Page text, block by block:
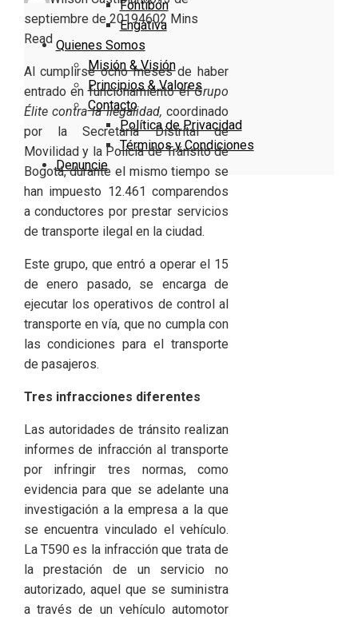
Fontibón
Engativa
Quienes Somos
Misión & Visión
Principios & Valores
Contacto
Política de Privacidad
Términos y Condiciones
Denuncie
septiembre de 20194602 Mins
Read
Al cumplirse ocho meses de haber
entrado en funcionamiento elGrupo
Élite contra la Ilegalidad, coordinado
por la Secretaría Distrital de
Movilidad y la Policía de Tránsito de
Bogotá, durante el mismo tiempo se
han impuesto 12.461 comparendos
a conductores por prestar servicios
de transporte ilegal en la ciudad.
Este grupo, que entró a operar el 15
de enero pasado, se encarga de
ejecutar los operativos de control al
transporte en vía, que no cumpla con
las condiciones para el transporte
de pasajeros.
Tres infracciones diferentes
Las autoridades de tránsito realizan
informes de infracción al transporte
por infringir tres normas, como
evidencia para que se adelante una
investigación a la empresa a la que
se encuentra vinculado el vehículo.
La T590 es la infracción que trata de
la prestación de un servicio no
autorizado, aquel que se suministra
a través de un vehículo automotor